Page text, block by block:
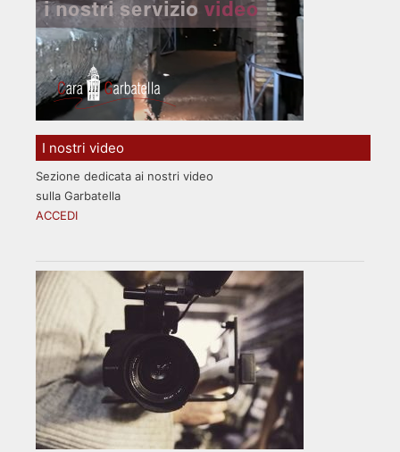
I nostri video
Sezione dedicata ai nostri video
sulla Garbatella
ACCEDI